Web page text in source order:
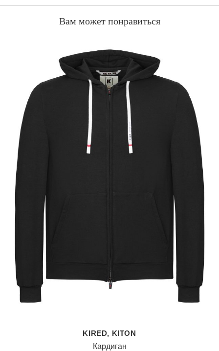
Вам может понравиться
KIRED, KITON
Кардиган